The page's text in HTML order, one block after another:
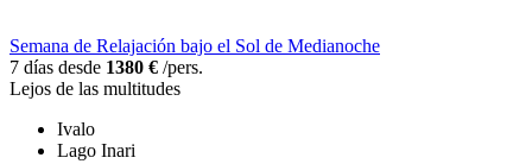
Semana de Relajación bajo el Sol de Medianoche
7 días desde 1380 € /pers.
Lejos de las multitudes
Ivalo
Lago Inari